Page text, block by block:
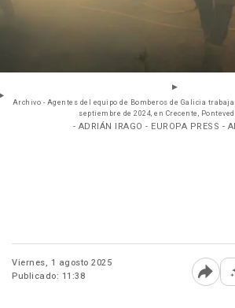
Archivo - Agentes del equipo de Bomberos de Galicia
septiembre de 2024, en Crecente,
- ADRIÁN IRAGO - EUROPA PRESS -
Viernes, 1 agosto 2025
Publicado: 11:38